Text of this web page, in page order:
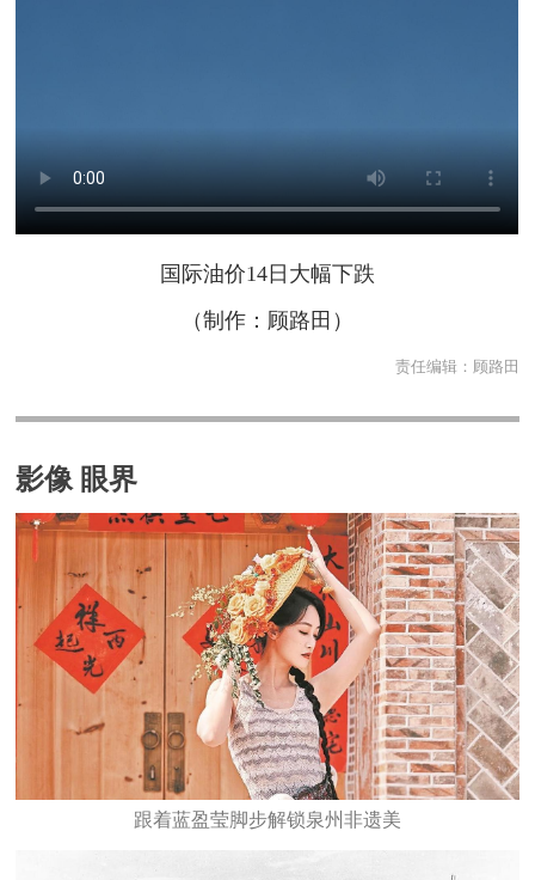
国际油价14日大幅下跌
（制作：顾路田）
责任编辑： 顾路田
影像 眼界
跟着蓝盈莹脚步解锁泉州非遗美